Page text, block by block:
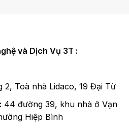
và Dịch Vụ 3T :
2, Toà nhà Lidaco, 19 Đại Từ
44 đường 39, khu nhà ở Vạn
Hiệp Bình